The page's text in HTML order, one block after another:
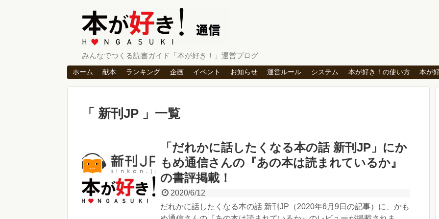
みんなでつくる読書ガイド「本が好き！」運営ブログ
ホーム 献本 ランキング 企画 イベント お知らせ 運営ルール システム 本が好き！の使い方 本が
新刊JP 一覧
「だれかに話したくなる本の話 新刊JP」にか
もめ通信さんの『あの本は読まれているか』
の書評掲載！
2020/6/12
だれかに話したくなる本の話 新刊JP（2020年6月9日の記事）に、かも